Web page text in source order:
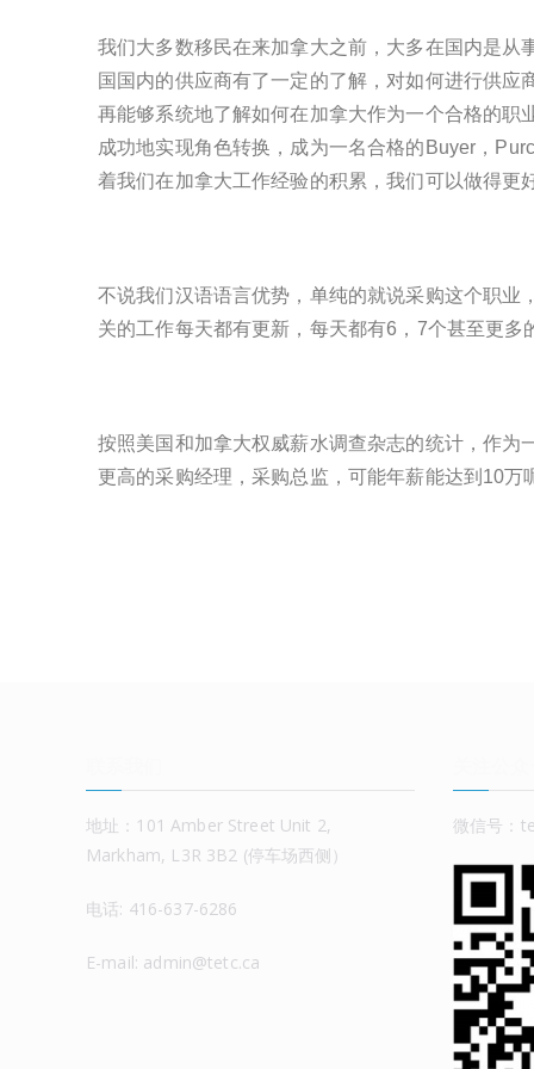
我们大多数移民在来加拿大之前，大多在国内是
国国内的供应商有了一定的了解，对如何进行供
再能够系统地了解如何在加拿大作为一个合格的
成功地实现角色转换，成为一名合格的Buyer，
着我们在加拿大工作经验的积累，我们可以做得
不说我们汉语语言优势，单纯的就说采购这个职
关的工作每天都有更新，每天都有6，7个甚至更
按照美国和加拿大权威薪水调查杂志的统计，作
更高的采购经理，采购总监，可能年薪能达到10万
地址：101 Amber Street Unit 2,
Markham, L3R 3B2 (停车场西侧）
电话: 416-637-6286
E-mail: admin@tetc.ca
微信号：